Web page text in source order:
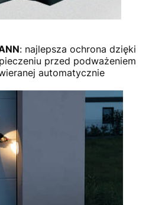
: najlepsza ochrona dzięki
przed podważeniem
automatycznie